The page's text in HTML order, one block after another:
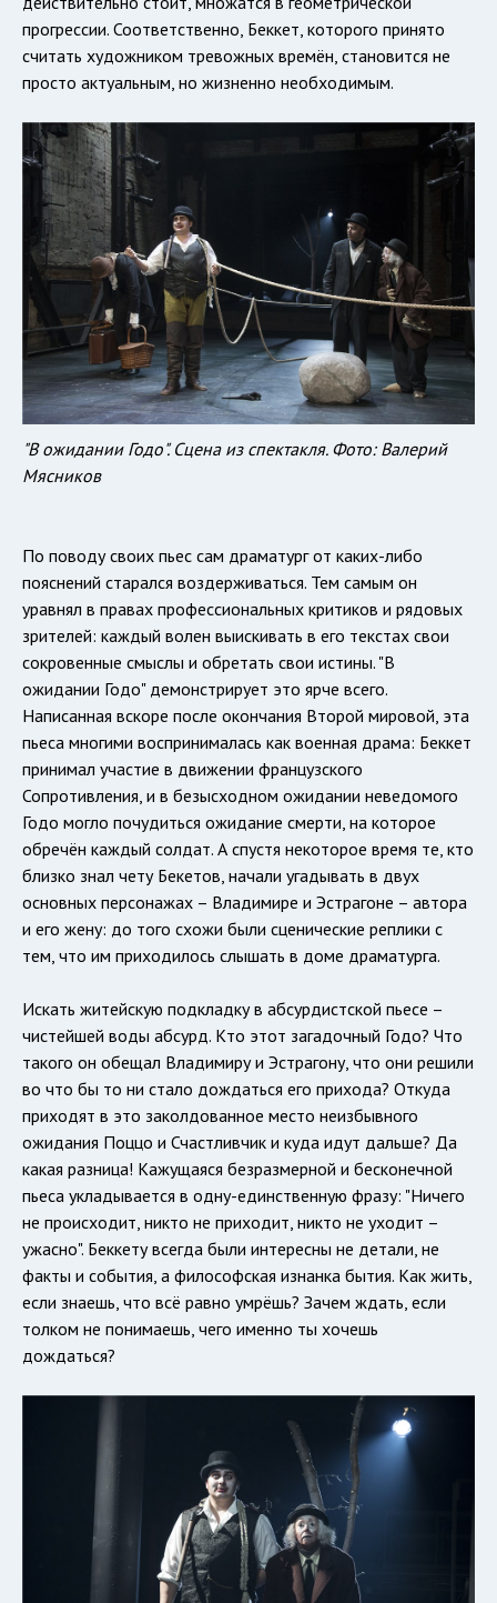
прогрессии. Соответственно, Беккет, которого принято
считать художником тревожных времён, становится не
просто актуальным, но жизненно необходимым.
"В ожидании Годо". Сцена из спектакля. Фото: Валерий
Мясников
По поводу своих пьес сам драматург от каких-либо
пояснений старался воздерживаться. Тем самым он
уравнял в правах профессиональных критиков и рядовых
зрителей: каждый волен выискивать в его текстах свои
сокровенные смыслы и обретать свои истины. "В
ожидании Годо" демонстрирует это ярче всего.
Написанная вскоре после окончания Второй мировой, эта
пьеса многими воспринималась как военная драма: Беккет
принимал участие в движении французского
Сопротивления, и в безысходном ожидании неведомого
Годо могло почудиться ожидание смерти, на которое
обречён каждый солдат. А спустя некоторое время те, кто
близко знал чету Бекетов, начали угадывать в двух
основных персонажах – Владимире и Эстрагоне – автора
и его жену: до того схожи были сценические реплики с
тем, что им приходилось слышать в доме драматурга.
Искать житейскую подкладку в абсурдистской пьесе –
чистейшей воды абсурд. Кто этот загадочный Годо? Что
такого он обещал Владимиру и Эстрагону, что они решили
во что бы то ни стало дождаться его прихода? Откуда
приходят в это заколдованное место неизбывного
ожидания Поццо и Счастливчик и куда идут дальше? Да
какая разница! Кажущаяся безразмерной и бесконечной
пьеса укладывается в одну-единственную фразу: "Ничего
не происходит, никто не приходит, никто не уходит –
ужасно". Беккету всегда были интересны не детали, не
факты и события, а философская изнанка бытия. Как жить,
если знаешь, что всё равно умрёшь? Зачем ждать, если
толком не понимаешь, чего именно ты хочешь
дождаться?